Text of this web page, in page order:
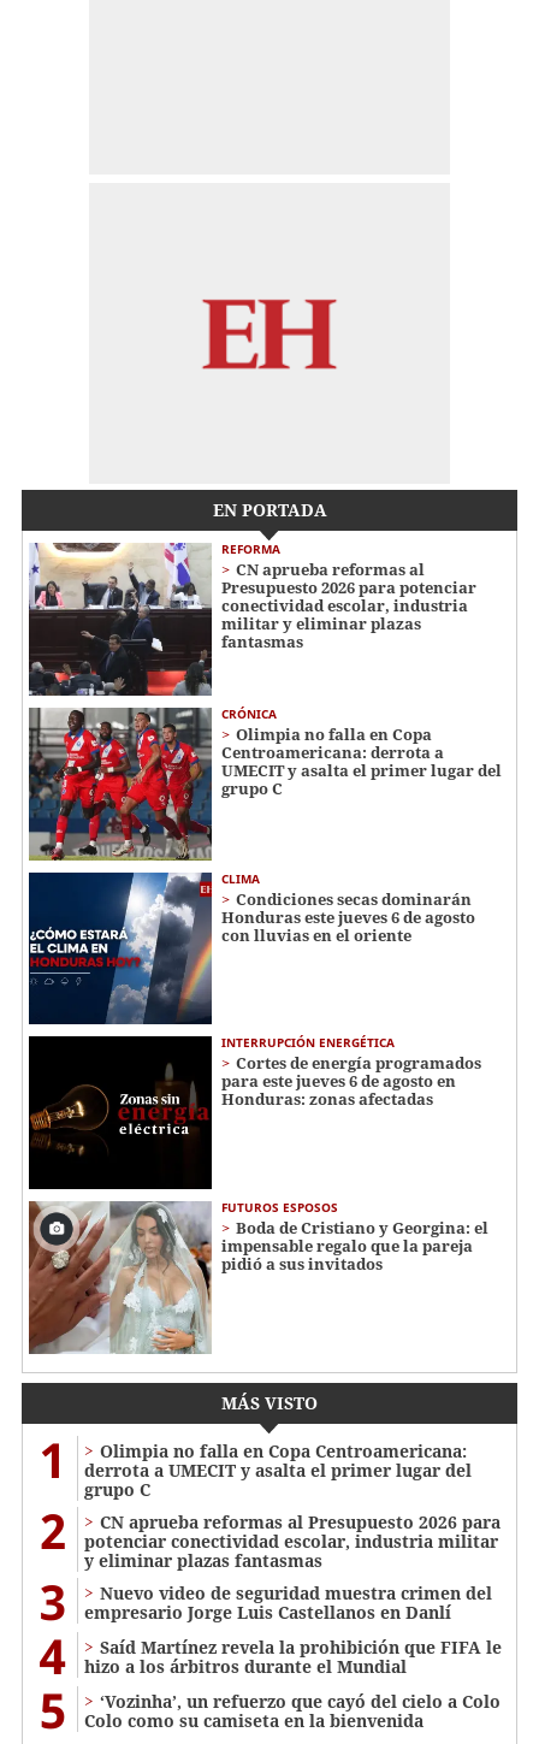
EN PORTADA
REFORMA
CN aprueba reformas al
Presupuesto 2026 para potenciar
conectividad escolar, industria
militar y eliminar plazas
fantasmas
CRÓNICA
Olimpia no falla en Copa
Centroamericana: derrota a
UMECIT y asalta el primer lugar del
grupo C
CLIMA
Condiciones secas dominarán
Honduras este jueves 6 de agosto
con lluvias en el oriente
INTERRUPCIÓN ENERGÉTICA
Cortes de energía programados
para este jueves 6 de agosto en
Honduras: zonas afectadas
FUTUROS ESPOSOS
Boda de Cristiano y Georgina: el
impensable regalo que la pareja
pidió a sus invitados
MÁS VISTO
1
Olimpia no falla en Copa Centroamericana:
derrota a UMECIT y asalta el primer lugar del
grupo C
2
CN aprueba reformas al Presupuesto 2026 para
potenciar conectividad escolar, industria militar
y eliminar plazas fantasmas
3
Nuevo video de seguridad muestra crimen del
empresario Jorge Luis Castellanos en Danlí
4
Saíd Martínez revela la prohibición que FIFA le
hizo a los árbitros durante el Mundial
5
‘Vozinha’, un refuerzo que cayó del cielo a Colo
Colo como su camiseta en la bienvenida